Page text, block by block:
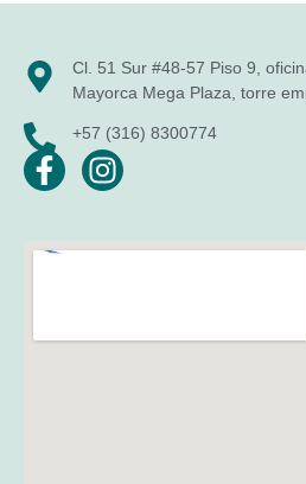
Cl. 51 Sur #48-57 Piso 9,
Mayorca Mega Plaza, torre
+57 (316) 8300774